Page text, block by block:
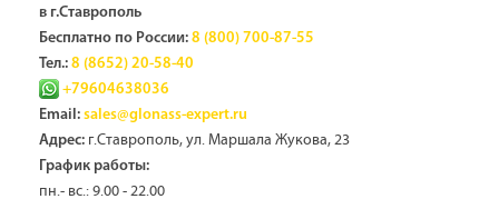
в г.Ставрополь
Бесплатно по России: 8 (800) 700-87-55
Тел.: 8 (8652) 20-58-40
+79604638036
Email: sales@glonass-expert.ru
Адрес: г.Ставрополь, ул. Маршала Жукова, 23
График работы:
пн.- вс.: 9.00 - 22.00